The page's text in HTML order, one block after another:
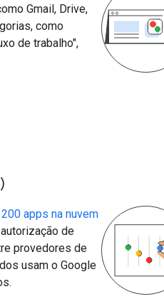
Gmail, Drive,
como
de trabalho",
200 apps na nuvem
de
provedores de
usam o Google